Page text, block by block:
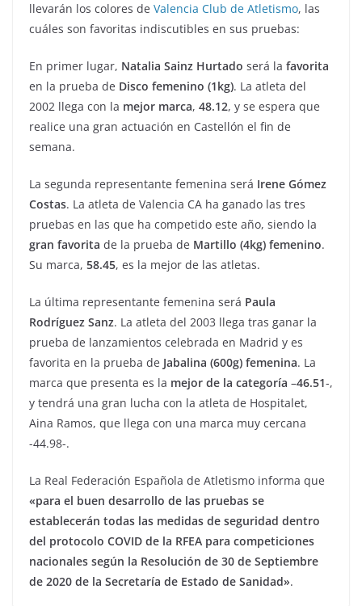
llevarán los colores de Valencia Club de Atletismo, las
cuáles son favoritas indiscutibles en sus pruebas:
En primer lugar, Natalia Sainz Hurtado será la favorita
en la prueba de Disco femenino (1kg). La atleta del
2002 llega con la mejor marca, 48.12, y se espera que
realice una gran actuación en Castellón el fin de
semana.
La segunda representante femenina será Irene Gómez
Costas. La atleta de Valencia CA ha ganado las tres
pruebas en las que ha competido este año, siendo la
gran favorita de la prueba de Martillo (4kg) femenino.
Su marca, 58.45, es la mejor de las atletas.
La última representante femenina será Paula
Rodríguez Sanz. La atleta del 2003 llega tras ganar la
prueba de lanzamientos celebrada en Madrid y es
favorita en la prueba de Jabalina (600g) femenina. La
marca que presenta es la mejor de la categoría –46.51-,
y tendrá una gran lucha con la atleta de Hospitalet,
Aina Ramos, que llega con una marca muy cercana
-44.98-.
La Real Federación Española de Atletismo informa que
«para el buen desarrollo de las pruebas se
establecerán todas las medidas de seguridad dentro
del protocolo COVID de la RFEA para competiciones
nacionales según la Resolución de 30 de Septiembre
de 2020 de la Secretaría de Estado de Sanidad».